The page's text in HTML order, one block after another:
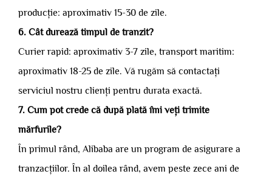
producție: aproximativ 15-30 de zile.
6. Cât durează timpul de tranzit?
Curier rapid: aproximativ 3-7 zile, transport maritim:
aproximativ 18-25 de zile. Vă rugăm să contactați
serviciul nostru clienți pentru durata exactă.
7. Cum pot crede că după plată îmi veți trimite
mărfurile?
În primul rând, Alibaba are un program de asigurare a
tranzacțiilor. În al doilea rând, avem peste zece ani de